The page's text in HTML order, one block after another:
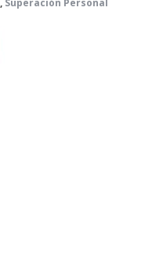
, Superación Personal